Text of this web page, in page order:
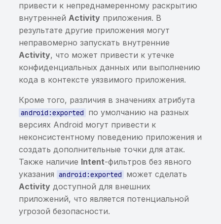
Приложение не
запрещает
использование
пользовательских
клавиатур
Потенциально
информация, найденная
энтропийным анализом
Чувствительная
информация в
исполняемом файле
Хранение данных от
сторонних сервисов в
открытом виде
привести к непреднамеренному раскрытию
внутреннейActivity приложения. В
результате другие приложения могут
неправомерно запускать внутренние
Activity, что может привести к утечке
конфиденциальных данных или выполнению
кода в контексте уязвимого приложения.
Кроме того, различия в значениях атрибута
android:exported
по умолчанию на разных
версиях Android могут привести к
неконсистентному поведению приложения и
создать дополнительные точки для атак.
Также наличие Intent-фильтров без явного
указания android:exported
может сделать
Activity доступной для внешних
приложений, что является потенциальной
угрозой безопасности.